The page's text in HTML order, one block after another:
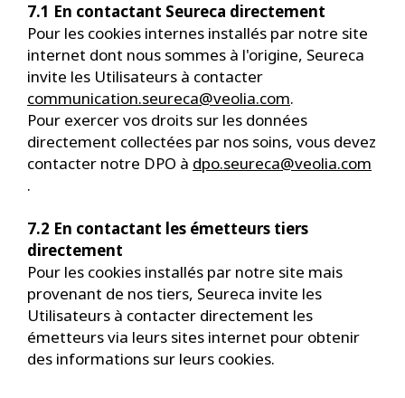
7.1 En contactant Seureca directement
Pour les cookies internes installés par notre site
internet dont nous sommes à l'origine, Seureca
invite les Utilisateurs à contacter
communication.seureca@veolia.com.
Pour exercer vos droits sur les données
directement collectées par nos soins, vous devez
contacter notre DPO à dpo.seureca@veolia.com
.
7.2 En contactant les émetteurs tiers
directement
Pour les cookies installés par notre site mais
provenant de nos tiers, Seureca invite les
Utilisateurs à contacter directement les
émetteurs via leurs sites internet pour obtenir
des informations sur leurs cookies.